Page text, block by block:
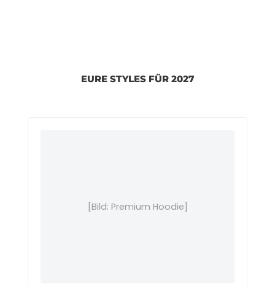
EURE STYLES FÜR 2027
[Bild: Premium Hoodie]